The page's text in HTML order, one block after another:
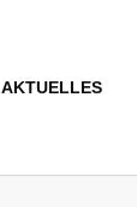
AKTUELLES